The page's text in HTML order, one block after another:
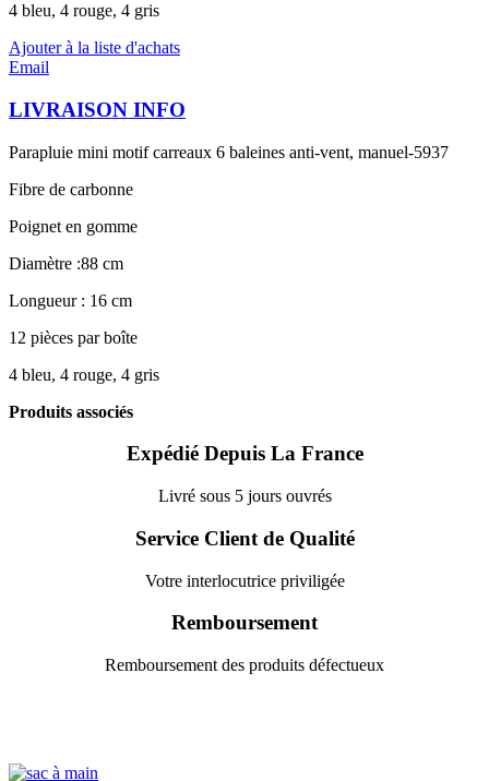
4 bleu, 4 rouge, 4 gris
Ajouter à la liste d'achats
Email
LIVRAISON INFO
Parapluie mini motif carreaux 6 baleines anti-vent, manuel-5937
Fibre de carbonne
Poignet en gomme
Diamètre :88 cm
Longueur : 16 cm
12 pièces par boîte
4 bleu, 4 rouge, 4 gris
Produits associés
Expédié Depuis La France
Livré sous 5 jours ouvrés
Service Client de Qualité
Votre interlocutrice priviligée
Remboursement
Remboursement des produits défectueux